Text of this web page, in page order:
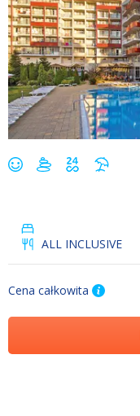
ALL INCLUSIVE
Cena całkowita